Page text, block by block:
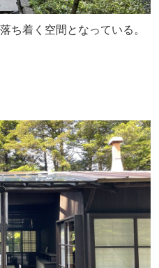
ち着く空間となっている。